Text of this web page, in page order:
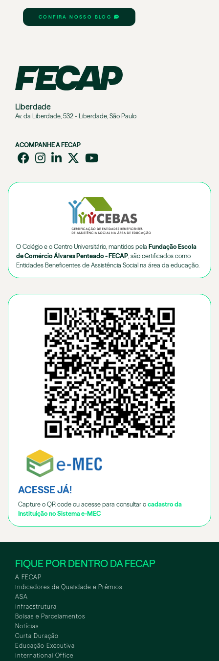
CONFIRA NOSSO BLOG
Liberdade
Av. da Liberdade, 532 - Liberdade, São Paulo
ACOMPANHE A FECAP
O Colégio e o Centro Universitário, mantidos pela Fundação Escola
de Comércio Álvares Penteado - FECAP , são certificados como
Entidades Beneficentes de Assistência Social na área da educação.
ACESSE JÁ!
Capture o QR code ou acesse para consultar o cadastro da
Instituição no Sistema e-MEC
FIQUE POR DENTRO DA FECAP
A FECAP
Indicadores de Qualidade e Prêmios
ASA
Infraestrutura
Bolsas e Parcelamentos
Notícias
Curta Duração
Educação Executiva
International Office